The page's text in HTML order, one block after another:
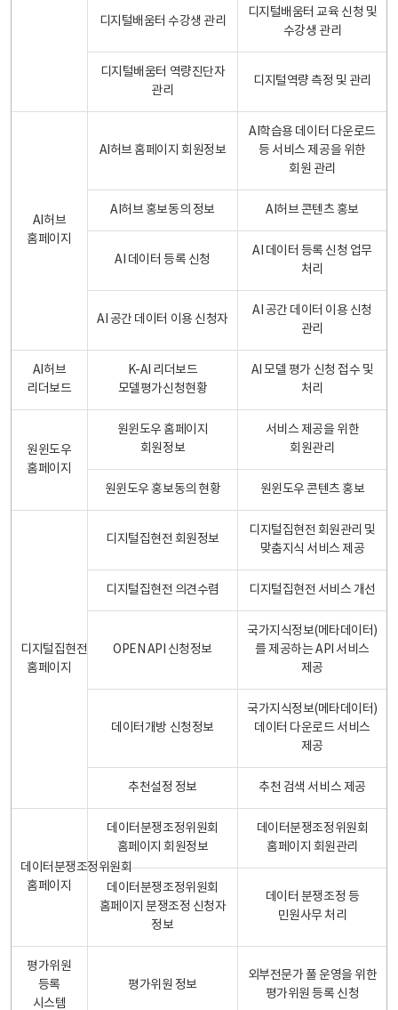
디지털배움터 수강생 관리
디지털배움터 교육 신청 및
수강생 관리
디지털배움터 역량진단자
관리
디지털역량 측정 및 관리
AI허브
홈페이지
AI허브 홈페이지 회원정보
AI학습용 데이터 다운로드
등 서비스 제공을 위한
회원 관리
AI허브 홍보동의 정보 AI허브 콘텐츠 홍보
AI 데이터 등록 신청
AI 데이터 등록 신청 업무
처리
AI 공간 데이터 이용 신청자
AI 공간 데이터 이용 신청
관리
AI허브
리더보드
K-AI 리더보드
모델평가신청현황
AI 모델 평가 신청 접수 및
처리
원윈도우
홈페이지
원윈도우 홈페이지
회원정보
서비스 제공을 위한
회원관리
원윈도우 홍보동의 현황 원윈도우 콘텐츠 홍보
디지털집현전
홈페이지
디지털집현전 회원정보
디지털집현전 회원관리 및
맞춤지식 서비스 제공
디지털집현전 의견수렴 디지털집현전 서비스 개선
OPEN API 신청정보
국가지식정보(메타데이터)
를 제공하는 API 서비스
제공
데이터개방 신청정보
국가지식정보(메타데이터)
데이터 다운로드 서비스
제공
추천설정 정보 추천 검색 서비스 제공
데이터분쟁조정위원회
홈페이지
데이터분쟁조정위원회
홈페이지 회원정보
데이터분쟁조정위원회
홈페이지 회원관리
데이터분쟁조정위원회
홈페이지 분쟁조정 신청자
정보
데이터 분쟁조정 등
민원사무 처리
평가위원
등록
시스템
평가위원 정보
외부전문가 풀 운영을 위한
평가위원 등록 신청